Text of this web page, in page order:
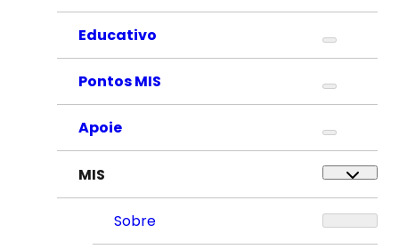
Educativo
Pontos MIS
Apoie
MIS
Sobre